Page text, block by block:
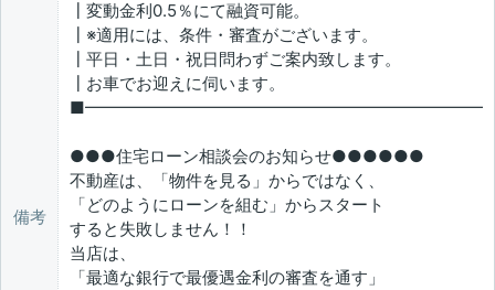
備考
┃変動金利0.5％にて融資可能。
┃※適用には、条件・審査がございます。
┃平日・土日・祝日問わずご案内致します。
┃お車でお迎えに伺います。
■━━━━━━━━━━━━━━━━━━━━━━━━
●●●住宅ローン相談会のお知らせ●●●●●●
不動産は、「物件を見る」からではなく、
「どのようにローンを組む」からスタート
すると失敗しません！！
当店は、
「最適な銀行で最優遇金利の審査を通す」